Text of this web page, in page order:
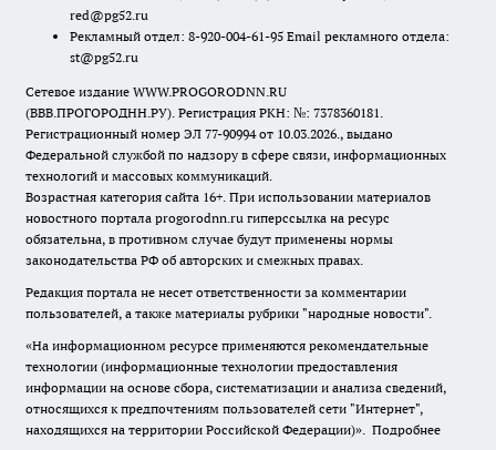
red@pg52.ru
Рекламный отдел: 8-920-004-61-95 Email рекламного отдела:
st@pg52.ru
Сетевое издание WWW.PROGORODNN.RU
(ВВВ.ПРОГОРОДНН.РУ). Регистрация РКН: №: 7378360181.
Регистрационный номер ЭЛ 77-90994 от 10.03.2026., выдано
Федеральной службой по надзору в сфере связи, информационных
технологий и массовых коммуникаций.
Возрастная категория сайта 16+. При использовании материалов
новостного портала progorodnn.ru гиперссылка на ресурс
обязательна, в противном случае будут применены нормы
законодательства РФ об авторских и смежных правах.
Редакция портала не несет ответственности за комментарии
пользователей, а также материалы рубрики "народные новости".
«На информационном ресурсе применяются рекомендательные
технологии (информационные технологии предоставления
информации на основе сбора, систематизации и анализа сведений,
относящихся к предпочтениям пользователей сети "Интернет",
находящихся на территории Российской Федерации)». Подробнее